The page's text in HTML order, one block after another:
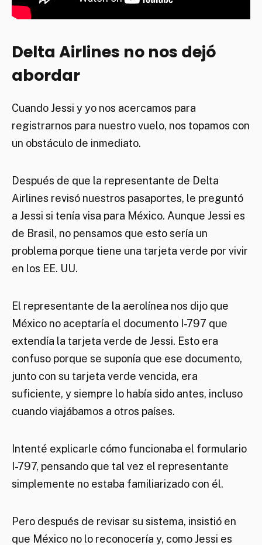
Delta Airlines no nos dejó
abordar
Cuando Jessi y yo nos acercamos para
registrarnos para nuestro vuelo, nos topamos con
un obstáculo de inmediato.
Después de que la representante de Delta
Airlines revisó nuestros pasaportes, le preguntó
a Jessi si tenía visa para México. Aunque Jessi es
de Brasil, no pensamos que esto sería un
problema porque tiene una tarjeta verde por vivir
en los EE. UU.
El representante de la aerolínea nos dijo que
México no aceptaría el documento I-797 que
extendía la tarjeta verde de Jessi. Esto era
confuso porque se suponía que ese documento,
junto con su tarjeta verde vencida, era
suficiente, y siempre lo había sido antes, incluso
cuando viajábamos a otros países.
Intenté explicarle cómo funcionaba el formulario
I-797, pensando que tal vez el representante
simplemente no estaba familiarizado con él.
Pero después de revisar su sistema, insistió en
que México no lo reconocería y, como Jessi es